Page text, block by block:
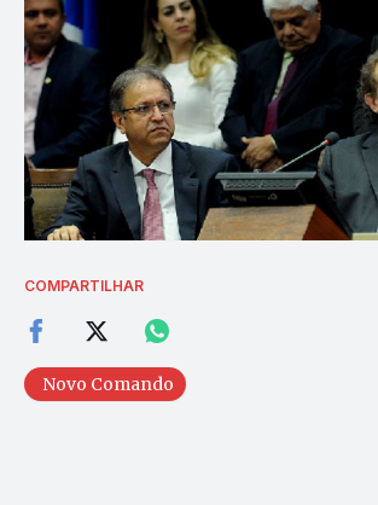
COMPARTILHAR
Novo Comando